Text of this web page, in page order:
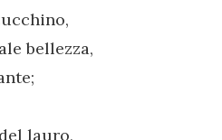
bellezza,
lauro,